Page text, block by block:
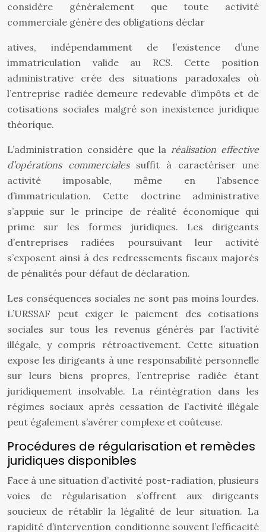
considère généralement que toute activité
commerciale génère des obligations déclar
atives, indépendamment de l’existence d’une
immatriculation valide au RCS. Cette position
administrative crée des situations paradoxales où
l’entreprise radiée demeure redevable d’impôts et de
cotisations sociales malgré son inexistence juridique
théorique.
L’administration considère que la réalisation effective
d’opérations commercialessuffit à caractériser une
activité imposable, même en l’absence
d’immatriculation. Cette doctrine administrative
s’appuie sur le principe de réalité économique qui
prime sur les formes juridiques. Les dirigeants
d’entreprises radiées poursuivant leur activité
s’exposent ainsi à des redressements fiscaux majorés
de pénalités pour défaut de déclaration.
Les conséquences sociales ne sont pas moins lourdes.
L’URSSAF peut exiger le paiement des cotisations
sociales sur tous les revenus générés par l’activité
illégale, y compris rétroactivement. Cette situation
expose les dirigeants à une responsabilité personnelle
sur leurs biens propres, l’entreprise radiée étant
juridiquement insolvable. La réintégration dans les
régimes sociaux après cessation de l’activité illégale
peut également s’avérer complexe et coûteuse.
Procédures de régularisation et remèdes
juridiques disponibles
Face à une situation d’activité post-radiation, plusieurs
voies de régularisation s’offrent aux dirigeants
soucieux de rétablir la légalité de leur situation. La
rapidité d’intervention conditionne souvent l’efficacité